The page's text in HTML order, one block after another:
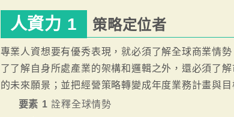
人資力 1 策略定位者
專業人資想要有優秀表現，就必須了解全球商業情
了了解自身所處產業的架構和邏輯之外，還必須了
的未來願景；並把經營策略轉變成年度業務計畫與目
要素 1詮釋全球情勢